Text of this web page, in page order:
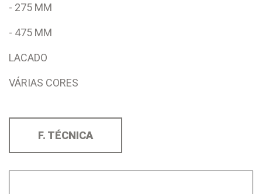
- 275 MM
- 475 MM
LACADO
VÁRIAS CORES
F. TÉCNICA